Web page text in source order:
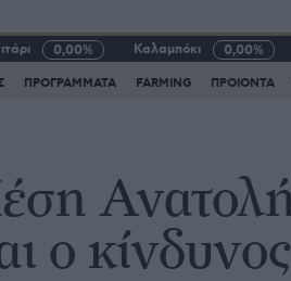
0,00% Καλαμπόκι 0,00%
ΠΡΟΓΡΑΜΜΑΤΑ FARMING ΠΡΟΙΟΝΤΑ
ο